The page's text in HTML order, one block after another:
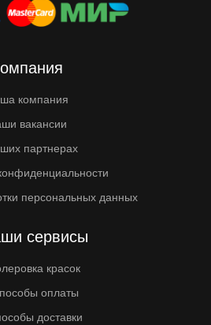
компания
вакансии
партнерах
персональных данных
сервисы
красок
оплаты
доставки